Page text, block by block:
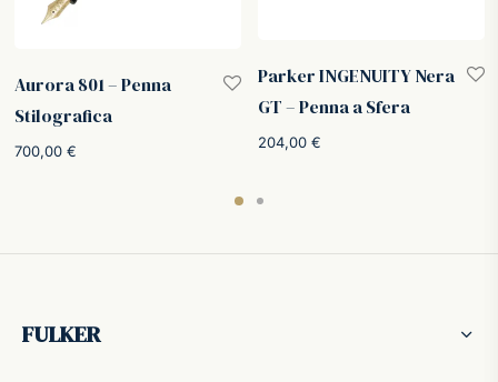
Aurora 801 – Penna
Stilografica
700,00 €
Parker INGENUITY Nera
GT – Penna a Sfera
204,00 €
FULKER